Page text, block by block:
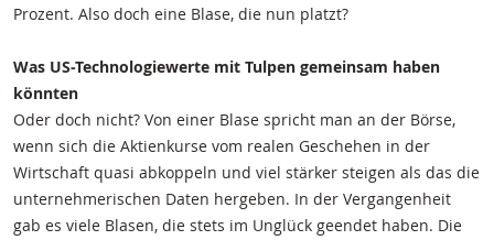
Prozent. Also doch eine Blase, die nun platzt?
Was US-Technologiewerte mit Tulpen gemeinsam haben
könnten
Oder doch nicht? Von einer Blase spricht man an der Börse,
wenn sich die Aktienkurse vom realen Geschehen in der
Wirtschaft quasi abkoppeln und viel stärker steigen als das die
unternehmerischen Daten hergeben. In der Vergangenheit
gab es viele Blasen, die stets im Unglück geendet haben. Die